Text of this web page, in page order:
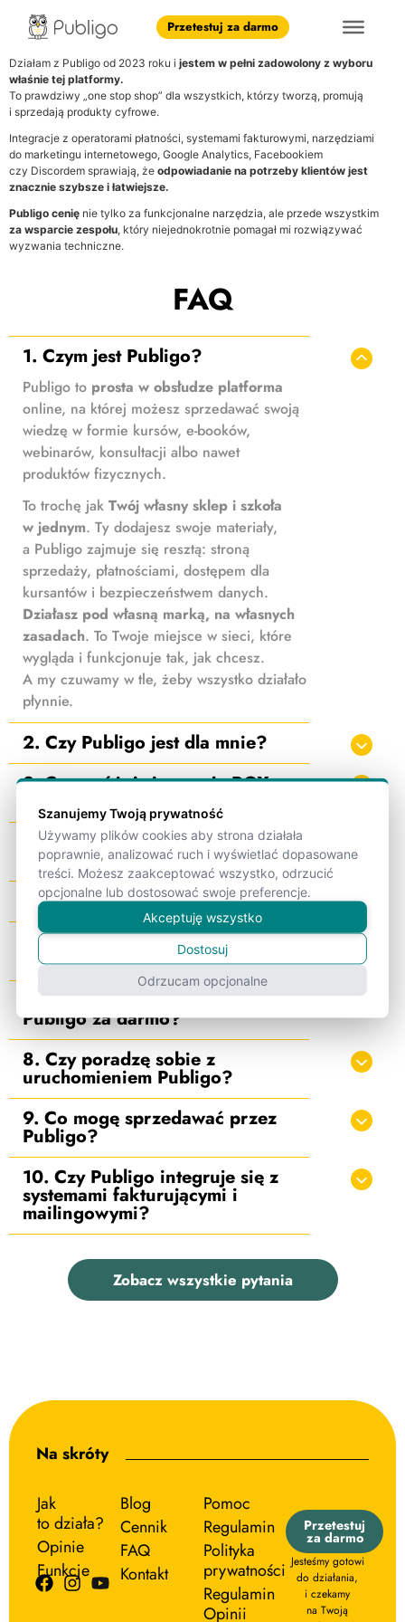
Przetestuj za darmo
Działam z Publigo od 2023 roku i jestem w pełni zadowolony z wyboru
właśnie tej platformy.
To prawdziwy „one stop shop” dla wszystkich, którzy tworzą, promują
i sprzedają produkty cyfrowe.
Integracje z operatorami płatności, systemami fakturowymi, narzędziami
do marketingu internetowego, Google Analytics, Facebookiem
czy Discordem sprawiają, że odpowiadanie na potrzeby klientów jest
znacznie szybsze i łatwiejsze.
Publigo cenię nie tylko za funkcjonalne narzędzia, ale przede wszystkim
za wsparcie zespołu, który niejednokrotnie pomagał mi rozwiązywać
wyzwania techniczne.
FAQ
1. Czym jest Publigo?
Publigo to prosta w obsłudze platforma
online, na której możesz sprzedawać swoją
wiedzę w formie kursów, e-booków,
webinarów, konsultacji albo nawet
produktów fizycznych.
To trochę jak Twój własny sklep i szkoła
w jednym. Ty dodajesz swoje materiały,
a Publigo zajmuje się resztą: stroną
sprzedaży, płatnościami, dostępem dla
kursantów i bezpieczeństwem danych.
Działasz pod własną marką, na własnych
zasadach. To Twoje miejsce w sieci, które
wygląda i funkcjonuje tak, jak chcesz.
A my czuwamy w tle, żeby wszystko działało
płynnie.
2. Czy Publigo jest dla mnie?
3. Czym różni się wersja BOX
od wersji GO?
4. Jakie są modele płatności za
Publigo?
5. Ile wynoszą ceny brutto?
6. Czy poniosę dodatkowe
koszty poza abonamentem?
7. Czy mogę przetestować
Publigo za darmo?
8. Czy poradzę sobie z
uruchomieniem Publigo?
9. Co mogę sprzedawać przez
Publigo?
10. Czy Publigo integruje się z
systemami fakturującymi i
mailingowymi?
Zobacz wszystkie pytania
Na skróty
Jak
to działa?
Opinie
Funkcje
Blog
Cennik
FAQ
Kontakt
Pomoc
Regulamin
Polityka
prywatności
Regulamin
Opinii
Przetestuj
za darmo
Jesteśmy gotowi
do działania,
i czekamy
na Twoją
Szanujemy Twoją prywatność
Używamy plików cookies aby strona działała
poprawnie, analizować ruch i wyświetlać dopasowane
treści. Możesz zaakceptować wszystko, odrzucić
opcjonalne lub dostosować swoje preferencje.
Akceptuję wszystko
Dostosuj
Odrzucam opcjonalne